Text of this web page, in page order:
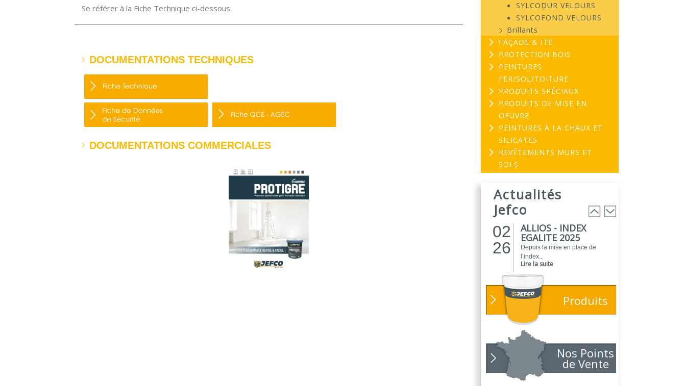
Se référer à la Fiche Technique ci-dessous.
DOCUMENTATIONS TECHNIQUES
DOCUMENTATIONS COMMERCIALES
SYLCODUR VELOURS
SYLCOFOND VELOURS
Brillants
FAÇADE & ITE
PROTECTION BOIS
PEINTURES
FER/SOL/TOITURE
PRODUITS SPÉCIAUX
PRODUITS DE MISE EN
OEUVRE
PEINTURES À LA CHAUX ET
SILICATES
REVÊTEMENTS MURS ET
SOLS
Actualités
Jefco
03
Peinture
EVOGREEN est une gamme de
Lire la suite
02
26
ALLIOS - INDEX
EGALITE 2025
Depuis la mise en place de
l’index...
Lire la suite
01
26
ATELIER DU
PEINTRE 2026 !
Parce que chaque chantier
compte, nous...
Lire la suite
01
26
NOUVEAUTÉ
POLARIS
Toujours soucieux des besoins
Lire la suite
Produits
Nos Points
de Vente